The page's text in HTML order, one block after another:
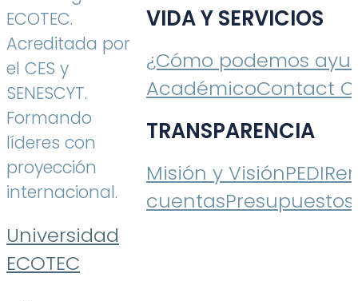
ECOTEC.
Acreditada por
el CES y
SENESCYT.
Formando
líderes con
proyección
internacional.
Universidad
ECOTEC
VIDA Y SERVICIOS
¿Cómo podemos
AcadémicoContact
TRANSPARENCIA
Misión y VisiónPEDI
cuentasPresupuestos